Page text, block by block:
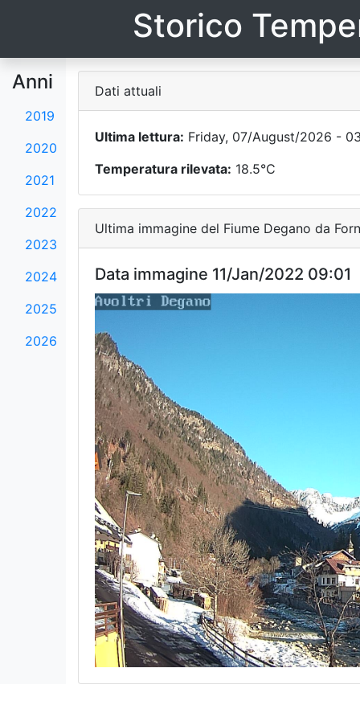
Storico
Anni
2019
2020
2021
2022
2023
2024
2025
2026
Dati attuali
Ultima lettura: Friday, 07/August/2026 -
Temperatura rilevata: 18.5°C
Ultima immagine del Fiume Degano da
Data immagine 11/Jan/2022 09:01